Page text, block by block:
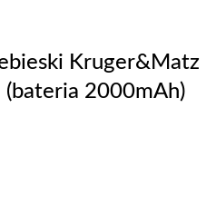
Kruger&Matz
2000mAh)